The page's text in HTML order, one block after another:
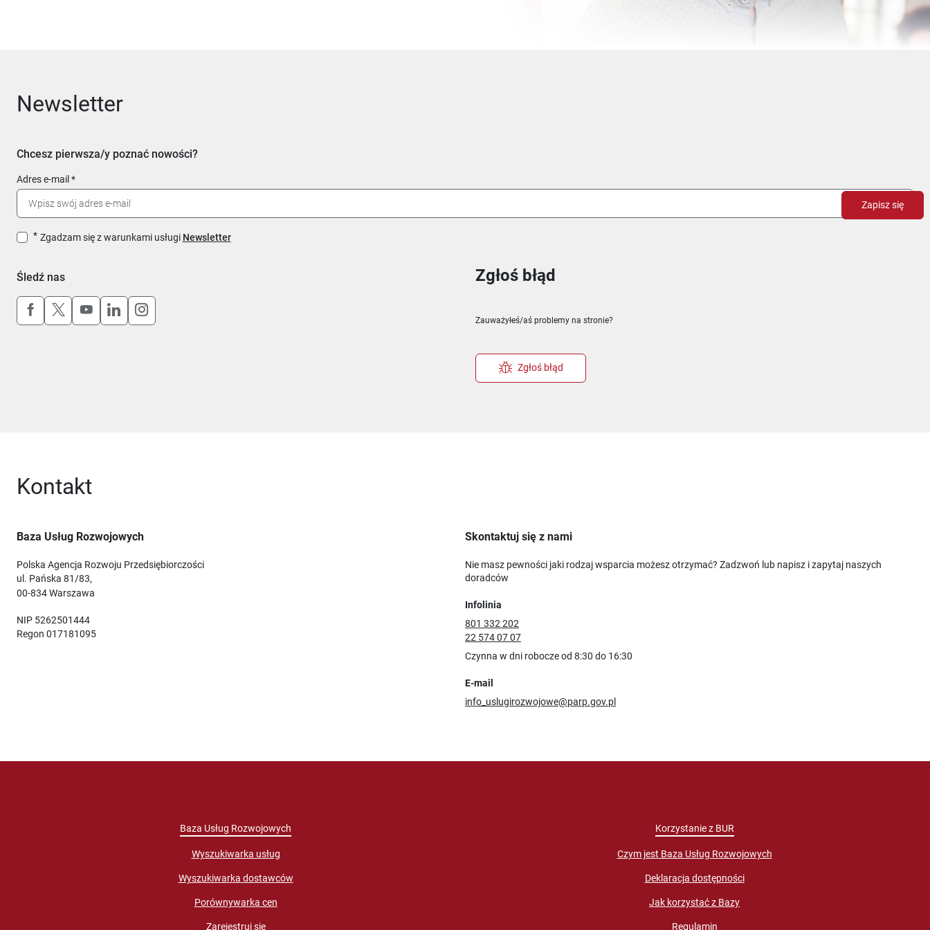
Newsletter
Chcesz pierwsza/y poznać nowości?
Adres e-mail
Zgadzam się z warunkami usługi Newsletter
Zapisz się
Śledź nas
Uwaga, link otworzy się w nowym oknie
Uwaga, link otworzy się w nowym oknie
Uwaga, link otworzy się w nowym oknie
Uwaga, link otworzy się w nowym oknie
Uwaga, link otworzy się w nowym oknie
Zgłoś błąd
Zauważyłeś/aś problemy na stronie?
Zgłoś błąd
Kontakt
Baza Usług Rozwojowych
Polska Agencja Rozwoju Przedsiębiorczości
ul. Pańska 81/83,
00-834 Warszawa
NIP 5262501444
Regon 017181095
Skontaktuj się z nami
Nie masz pewności jaki rodzaj wsparcia możesz otrzymać? Zadzwoń lub napisz i zapytaj naszych
doradców
Infolinia
801 332 202
22 574 07 07
Czynna w dni robocze od 8:30 do 16:30
E-mail
info_uslugirozwojowe@parp.gov.pl
Baza Usług Rozwojowych
Wyszukiwarka usług
Wyszukiwarka dostawców
Porównywarka cen
Zarejestruj się
Korzystanie z BUR
Czym jest Baza Usług Rozwojowych
Deklaracja dostępności
Jak korzystać z Bazy
Regulamin